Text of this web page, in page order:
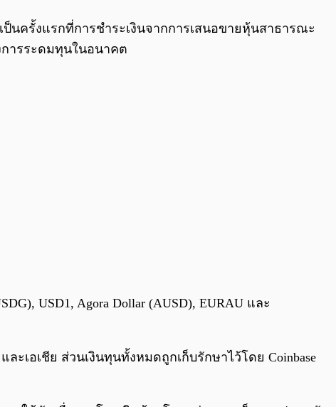
ป็นครั้งแรกที่การชำระเงินจากการเสนอขายหุ้นสาธารณะ
ารระดมทุนในอนาคต
USD1, Agora Dollar (AUSD), EURAU และ
ะเอเชีย ส่วนเงินทุนทั้งหมดถูกเก็บรักษาไว้โดย Coinbase